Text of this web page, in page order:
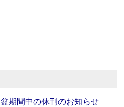
期間中の休刊のお知らせ